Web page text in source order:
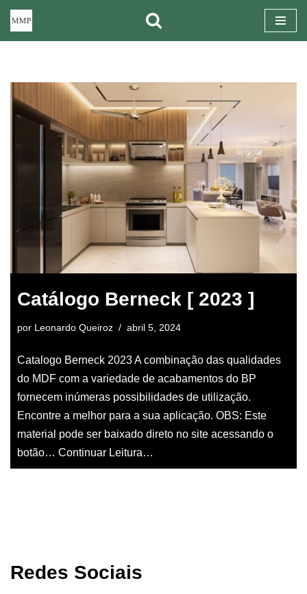
conteúdo
Catálogo Berneck [ 2023 ]
por Leonardo Queiroz abril 5, 2024
Catalogo Berneck 2023 A combinação das qualidades
do MDF com a variedade de acabamentos do BP
fornecem inúmeras possibilidades de utilização.
Encontre a melhor para a sua aplicação. OBS: Este
material pode ser baixado direto no site acessando o
botão… Continuar Leitura…
Redes Sociais